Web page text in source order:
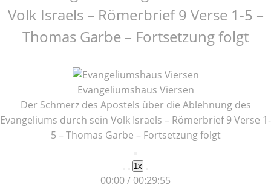
Volk Israels – Römerbrief 9 Verse 1-5 –
Thomas Garbe – Fortsetzung folgt
Evangeliumshaus Viersen
Der Schmerz des Apostels über die Ablehnung des
Evangeliums durch sein Volk Israels – Römerbrief 9 Verse 1-
5 – Thomas Garbe – Fortsetzung folgt
Episode
1x
00:00/ 00:29:55